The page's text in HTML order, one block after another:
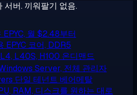
버. 끼워팔기 없음.
EPYC, 월 $2.48부터
EPYC 코어, DDR5
L4, L40S, H100 온디맨드
Server, 전체 관리자
단일 테넌트 베어메탈
RAM, 디스크를 원하는 대로